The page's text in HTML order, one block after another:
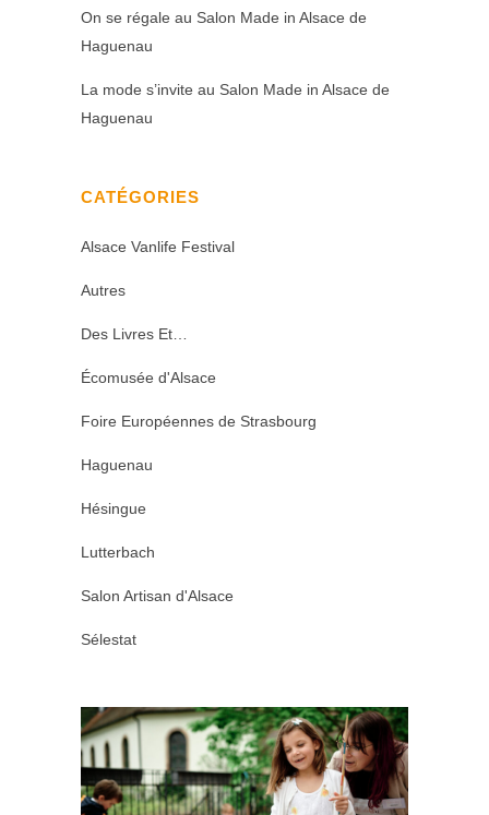
On se régale au Salon Made in Alsace de
Haguenau
La mode s’invite au Salon Made in Alsace de
Haguenau
CATÉGORIES
Alsace Vanlife Festival
Autres
Des Livres Et…
Écomusée d'Alsace
Foire Européennes de Strasbourg
Haguenau
Hésingue
Lutterbach
Salon Artisan d'Alsace
Sélestat